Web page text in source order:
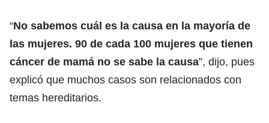
“No sabemos cuál es la causa en la mayoría de
las mujeres. 90 de cada 100 mujeres que tienen
cáncer de mamá no se sabe la causa”, dijo, pues
explicó que muchos casos son relacionados con
temas hereditarios.